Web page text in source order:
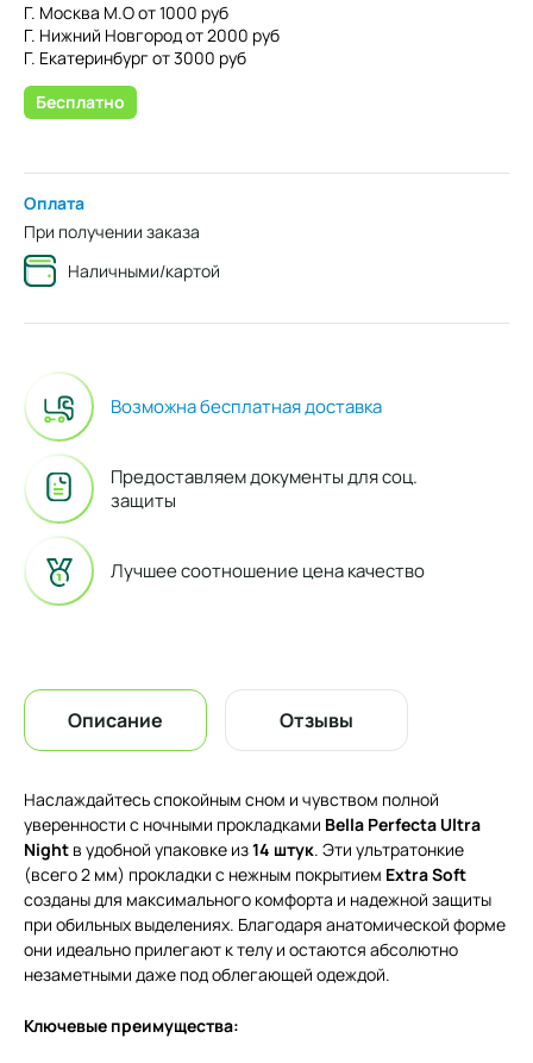
Г. Москва М.О от 1000 руб
Г. Нижний Новгород от 2000 руб
Г. Екатеринбург от 3000 руб
Бесплатно
Оплата
При получении заказа
Наличными/картой
Возможна бесплатная доставка
Предоставляем документы для соц.
защиты
Лучшее соотношение цена качество
Описание Отзывы
Наслаждайтесь спокойным сном и чувством полной
уверенности с ночными прокладками Bella Perfecta Ultra
Night в удобной упаковке из14 штук. Эти ультратонкие
(всего 2 мм) прокладки с нежным покрытием Extra Soft
созданы для максимального комфорта и надежной защиты
при обильных выделениях. Благодаря анатомической форме
они идеально прилегают к телу и остаются абсолютно
незаметными даже под облегающей одеждой.
Ключевые преимущества: